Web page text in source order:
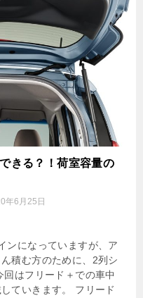
きる？！荷室容量の
年6月25日
ンになっていますが、ア
積む方のために、2列シ
はフリード＋での車中
ていきます。 フリード